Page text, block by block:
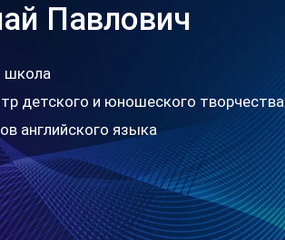
Павлович
школа
детского и юношеского творчества
английского языка